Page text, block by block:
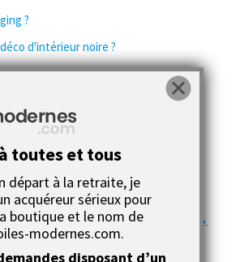
?
d'intérieur noire ?
un escalier ?
bleu super tendance
industrielle à moindre coût dans la
douce et apaisante ?
déco scandinave chic
déco ambiance tropicale et exotique.
au style ethnique
toutes et tous
départ à la retraite, je
acquéreur sérieux pour
boutique et le nom de
modernes.com.
disposant d’un